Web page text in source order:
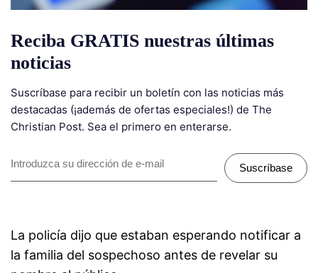
Reciba GRATIS nuestras últimas
noticias
Suscríbase para recibir un boletín con las noticias más
destacadas (¡además de ofertas especiales!) de The
Christian Post. Sea el primero en enterarse.
Suscríbase
La policía dijo que estaban esperando notificar a
la familia del sospechoso antes de revelar su